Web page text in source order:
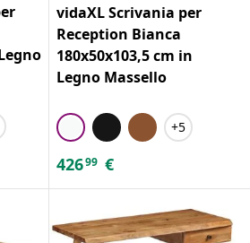
vidaXL Scrivania per
Reception Bianca
180x50x103,5 cm in
Legno Massello
+5
42699 €